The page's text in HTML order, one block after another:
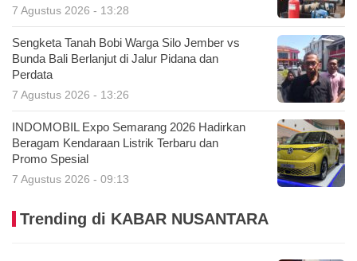
7 Agustus 2026 - 13:28
Sengketa Tanah Bobi Warga Silo Jember vs
Bunda Bali Berlanjut di Jalur Pidana dan
Perdata
7 Agustus 2026 - 13:26
INDOMOBIL Expo Semarang 2026 Hadirkan
Beragam Kendaraan Listrik Terbaru dan
Promo Spesial
7 Agustus 2026 - 09:13
Trending di KABAR NUSANTARA